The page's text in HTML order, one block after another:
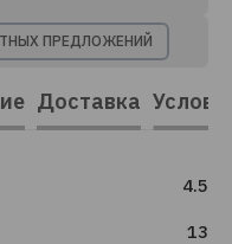
ПРЕДЛОЖЕНИЙ
Доставка
4.5
13